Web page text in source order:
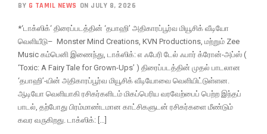
BY G TAMIL NEWS ON JULY 8, 2026
*‘டாக்ஸிக்‘ திரைப்படத்தின் ‘தபாஹி’ அதிகாரப்பூர்வ மியூசிக் வீடியோ
வெளியீடு– Monster Mind Creations, KVN Productions, மற்றும் Zee
Music கம்பெனி இணைந்து, டாக்ஸிக்: எ ஃபேரி டேல் ஃபார் க்ரோன்-அப்ஸ் (
‘Toxic: A Fairy Tale for Grown-Ups’ ) திரைப்படத்தின் முதல் பாடலான
‘தபாஹி’-யின் அதிகாரப்பூர்வ மியூசிக் வீடியோவை வெளியிட்டுள்ளன.
ஆடியோ வெளியாகி ரசிகர்களிடம் மிகப்பெரிய வரவேற்பைப் பெற்ற இந்தப்
பாடல், தற்போது பிரம்மாண்டமான காட்சிகளுடன் ரசிகர்களை மீண்டும்
கவர வருகிறது. டாக்ஸிக்: […]